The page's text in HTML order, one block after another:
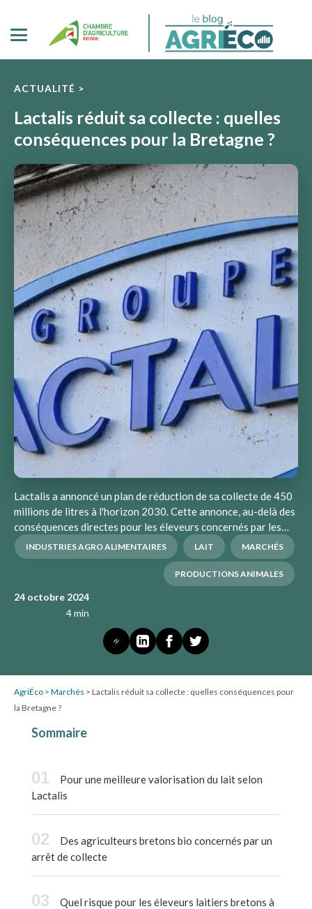
ACTUALITÉ >
Lactalis réduit sa collecte : quelles
conséquences pour la Bretagne ?
Lactalis a annoncé un plan de réduction de sa collecte de 450
millions de litres à l'horizon 2030. Cette annonce, au-delà des
conséquences directes pour les éleveurs concernés par les…
INDUSTRIES AGRO ALIMENTAIRES LAIT MARCHÉS
PRODUCTIONS ANIMALES
24 octobre 2024
4 min
AgriÉco > Marchés > Lactalis réduit sa collecte : quelles conséquences pour
la Bretagne ?
Sommaire
Pour une meilleure valorisation du lait selon
Lactalis
Des agriculteurs bretons bio concernés par un
arrêt de collecte
Quel risque pour les éleveurs laitiers bretons à